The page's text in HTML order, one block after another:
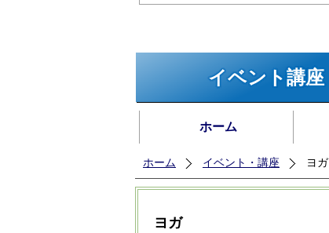
イベント講座
ホーム
ホーム イベント・講座 ヨガ
ヨガ